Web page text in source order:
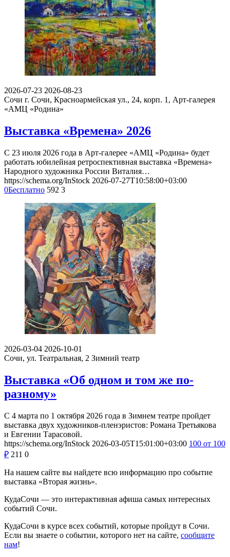
2026-07-23 2026-08-23
Сочи г. Сочи, Красноармейская ул., 24, корп. 1, Арт-галерея
«АМЦ «Родина»
Выставка «Времена» 2026
С 23 июля 2026 года в Арт-галерее «АМЦ «Родина» будет
работать юбилейная ретроспективная выставка «Времена»
Народного художника России Виталия…
https://schema.org/InStock 2026-07-27T10:58:00+03:00
0Бесплатно 592 3
2026-03-04 2026-10-01
Сочи, ул. Театральная, 2 Зимний театр
Выставка «Об одном и том же по-
разному»
С 4 марта по 1 октября 2026 года в Зимнем театре пройдет
выставка двух художников-пленэристов: Романа Третьякова
и Евгении Тарасовой.
https://schema.org/InStock 2026-03-05T15:01:00+03:00 100 от 100
₽ 211 0
На нашем сайте вы найдете всю информацию про событие
выставка «Вторая жизнь».
КудаСочи — это интерактивная афиша самых интересных
событий Сочи.
КудаСочи в курсе всех событий, которые пройдут в Сочи.
Если вы знаете о событии, которого нет на сайте, сообщите
нам!